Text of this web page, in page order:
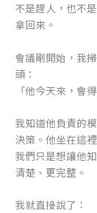
不是趕人，也不
拿回來。
會議剛開始，我
頭：
「他今天來，會
我知道他負責的
決策。他坐在這
我們只是想讓他
清楚、更完整。
我就直接說了：